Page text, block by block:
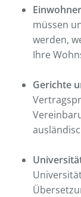
müssen
werden,
Ihre
Gerichte